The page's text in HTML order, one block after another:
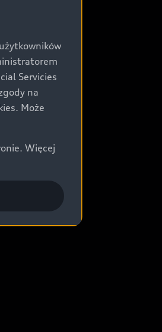
Servicies
na
Może
Więcej